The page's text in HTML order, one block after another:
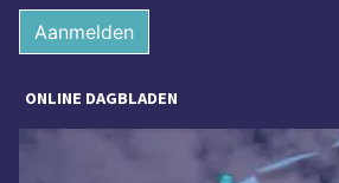
Aanmelden
ONLINE DAGBLADEN